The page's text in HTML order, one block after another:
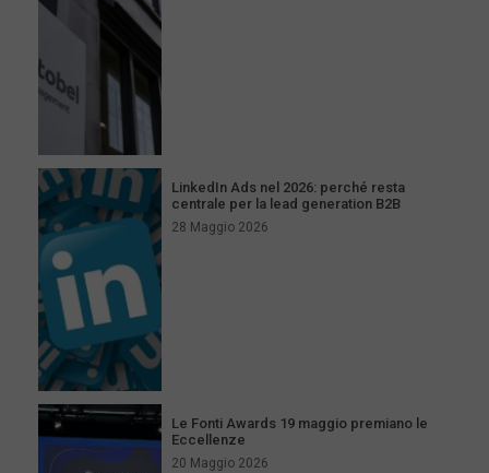
LinkedIn Ads nel 2026: perché resta
centrale per la lead generation B2B
28 Maggio 2026
Le Fonti Awards 19 maggio premiano le
Eccellenze
20 Maggio 2026